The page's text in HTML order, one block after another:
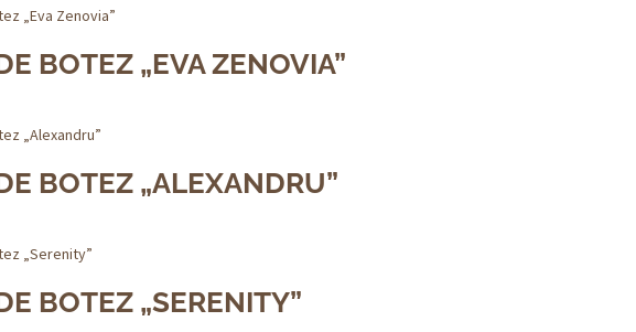
BOTEZ „EVA ZENOVIA”
BOTEZ „ALEXANDRU”
BOTEZ „SERENITY”